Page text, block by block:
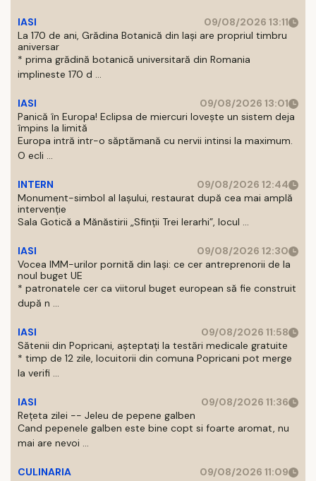
IASI
09/08/2026 13:11
La 170 de ani, Grădina Botanică din Iași are propriul timbru
aniversar
* prima grădină botanică universitară din Romania
implineste 170 d ...
IASI
09/08/2026 13:01
Panică în Europa! Eclipsa de miercuri lovește un sistem deja
împins la limită
Europa intră intr-o săptămană cu nervii intinsi la maximum.
O ecli ...
INTERN
09/08/2026 12:44
Monument-simbol al Iaşului, restaurat după cea mai amplă
intervenţie
Sala Gotică a Mănăstirii „Sfinţii Trei Ierarhi”, locul ...
IASI
09/08/2026 12:30
Vocea IMM-urilor pornită din Iași: ce cer antreprenorii de la
noul buget UE
* patronatele cer ca viitorul buget european să fie construit
după n ...
IASI
09/08/2026 11:58
Sătenii din Popricani, așteptați la testări medicale gratuite
* timp de 12 zile, locuitorii din comuna Popricani pot merge
la verifi ...
IASI
09/08/2026 11:36
Rețeta zilei -- Jeleu de pepene galben
Cand pepenele galben este bine copt si foarte aromat, nu
mai are nevoi ...
CULINARIA 09/08/2026 11:09